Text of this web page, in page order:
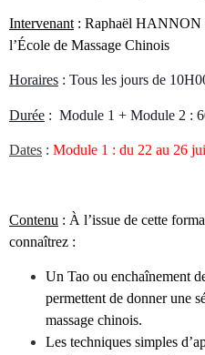
Intervenant : Raphaël HANNON
l’École de Massage Chinois
Horaires : Tous les jours de
Durée : Module 1 + Module 2 :
Dates : Module 1 : du 22 au 26
Contenu : À l’issue de cette
connaîtrez :
Un Tao ou enchaînement
permettent de donner une
massage chinois.
Les techniques simples